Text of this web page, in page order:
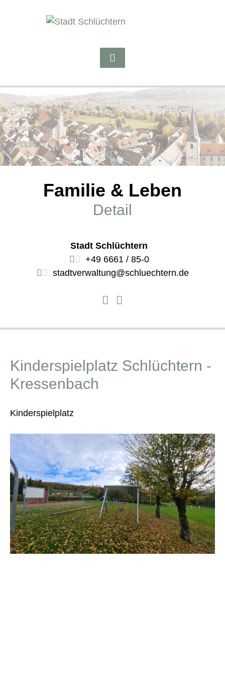
Familie & Leben
Detail
Stadt Schlüchtern
+49 6661 / 85-0
stadtverwaltung@schluechtern.de
Kinderspielplatz Schlüchtern -
Kressenbach
Kinderspielplatz